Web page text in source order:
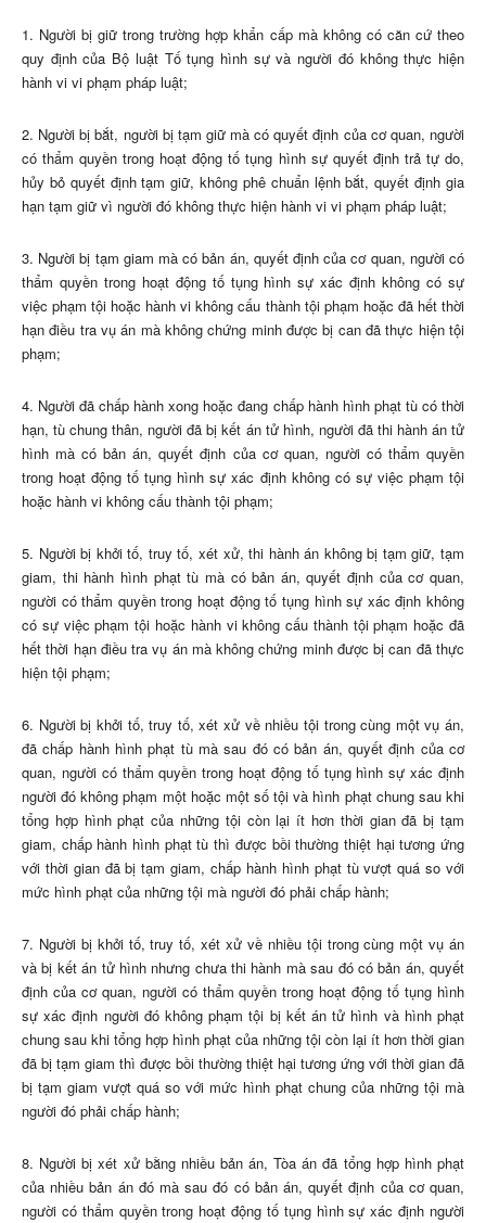
1. Người bị giữ trong trường hợp khẩn cấp mà không có căn cứ theo
quy định của Bộ luật Tố tụng hình sự và người đó không thực hiện
hành vi vi phạm pháp luật;
2. Người bị bắt, người bị tạm giữ mà có quyết định của cơ quan, người
có thẩm quyền trong hoạt động tố tụng hình sự quyết định trả tự do,
hủy bỏ quyết định tạm giữ, không phê chuẩn lệnh bắt, quyết định gia
hạn tạm giữ vì người đó không thực hiện hành vi vi phạm pháp luật;
3. Người bị tạm giam mà có bản án, quyết định của cơ quan, người có
thẩm quyền trong hoạt động tố tụng hình sự xác định không có sự
việc phạm tội hoặc hành vi không cấu thành tội phạm hoặc đã hết thời
hạn điều tra vụ án mà không chứng minh được bị can đã thực hiện tội
phạm;
4. Người đã chấp hành xong hoặc đang chấp hành hình phạt tù có thời
hạn, tù chung thân, người đã bị kết án tử hình, người đã thi hành án tử
hình mà có bản án, quyết định của cơ quan, người có thẩm quyền
trong hoạt động tố tụng hình sự xác định không có sự việc phạm tội
hoặc hành vi không cấu thành tội phạm;
5. Người bị khởi tố, truy tố, xét xử, thi hành án không bị tạm giữ, tạm
giam, thi hành hình phạt tù mà có bản án, quyết định của cơ quan,
người có thẩm quyền trong hoạt động tố tụng hình sự xác định không
có sự việc phạm tội hoặc hành vi không cấu thành tội phạm hoặc đã
hết thời hạn điều tra vụ án mà không chứng minh được bị can đã thực
hiện tội phạm;
6. Người bị khởi tố, truy tố, xét xử về nhiều tội trong cùng một vụ án,
đã chấp hành hình phạt tù mà sau đó có bản án, quyết định của cơ
quan, người có thẩm quyền trong hoạt động tố tụng hình sự xác định
người đó không phạm một hoặc một số tội và hình phạt chung sau khi
tổng hợp hình phạt của những tội còn lại ít hơn thời gian đã bị tạm
giam, chấp hành hình phạt tù thì được bồi thường thiệt hại tương ứng
với thời gian đã bị tạm giam, chấp hành hình phạt tù vượt quá so với
mức hình phạt của những tội mà người đó phải chấp hành;
7. Người bị khởi tố, truy tố, xét xử về nhiều tội trong cùng một vụ án
và bị kết án tử hình nhưng chưa thi hành mà sau đó có bản án, quyết
định của cơ quan, người có thẩm quyền trong hoạt động tố tụng hình
sự xác định người đó không phạm tội bị kết án tử hình và hình phạt
chung sau khi tổng hợp hình phạt của những tội còn lại ít hơn thời gian
đã bị tạm giam thì được bồi thường thiệt hại tương ứng với thời gian đã
bị tạm giam vượt quá so với mức hình phạt chung của những tội mà
người đó phải chấp hành;
8. Người bị xét xử bằng nhiều bản án, Tòa án đã tổng hợp hình phạt
của nhiều bản án đó mà sau đó có bản án, quyết định của cơ quan,
người có thẩm quyền trong hoạt động tố tụng hình sự xác định người